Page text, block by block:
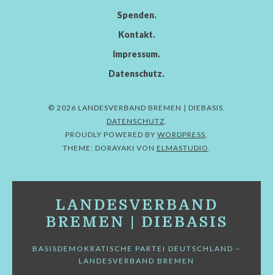
Spenden
Kontakt
Impressum
Datenschutz
© 2026 LANDESVERBAND BREMEN | DIEBASIS
DATENSCHUTZ
PROUDLY POWERED BY WORDPRESS
THEME: DORAYAKI VON ELMASTUDIO
LANDESVERBAND
BREMEN | DIEBASIS
BASISDEMOKRATISCHE PARTEI DEUTSCHLAND –
LANDESVERBAND BREMEN